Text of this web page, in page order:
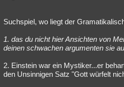
Suchspiel, wo liegt der
1. das du nicht hier Ansichten von
deinen schwachen argumenten sie
2. Einstein war ein Mystiker...er
den Unsinnigen Satz "Gott würfelt